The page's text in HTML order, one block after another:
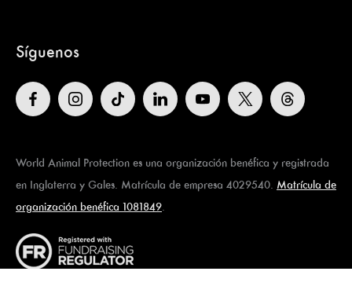
Síguenos
World Animal Protection es una organización benéfica y registrada
en Inglaterra y Gales. Matrícula de empresa 4029540. Matrícula de
organización benéfica 1081849.